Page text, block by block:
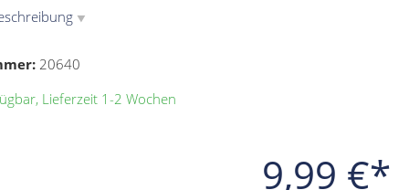
▼
20640
9,99 €*
Lieferzeit 1-2 Wochen